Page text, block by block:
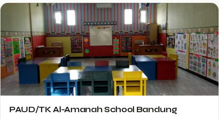
PAUD/TK Al-Amanah School Bandung